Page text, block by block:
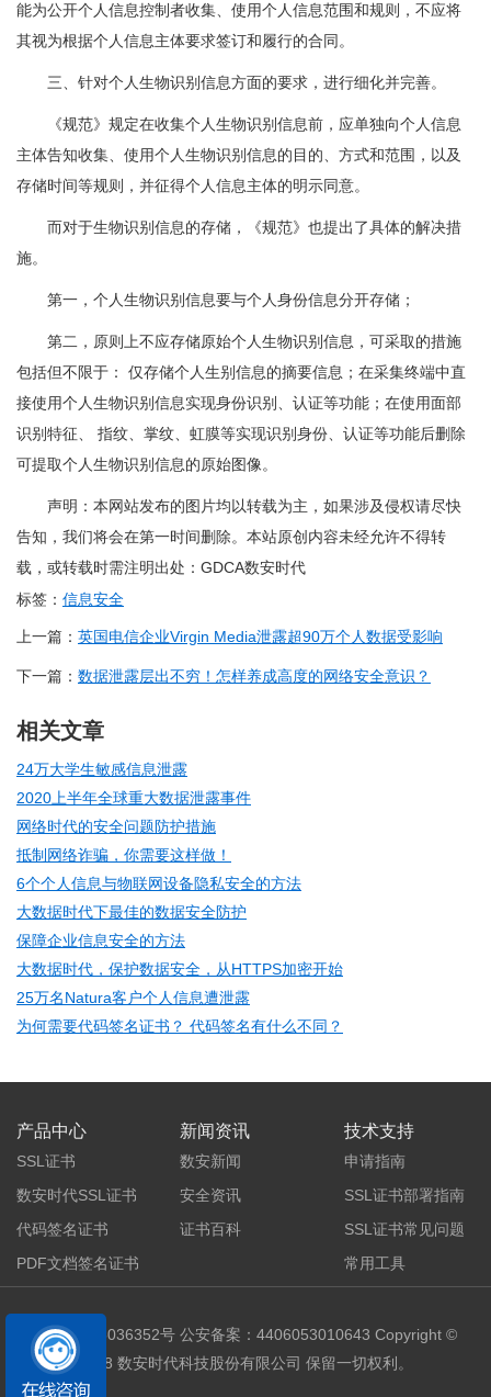
能为公开个人信息控制者收集、使用个人信息范围和规则，不应将
其视为根据个人信息主体要求签订和履行的合同。
三、针对个人生物识别信息方面的要求，进行细化并完善。
《规范》规定在收集个人生物识别信息前，应单独向个人信息
主体告知收集、使用个人生物识别信息的目的、方式和范围，以及
存储时间等规则，并征得个人信息主体的明示同意。
而对于生物识别信息的存储，《规范》也提出了具体的解决措
施。
第一，个人生物识别信息要与个人身份信息分开存储；
第二，原则上不应存储原始个人生物识别信息，可采取的措施
包括但不限于： 仅存储个人生别信息的摘要信息；在采集终端中直
接使用个人生物识别信息实现身份识别、认证等功能；在使用面部
识别特征、 指纹、掌纹、虹膜等实现识别身份、认证等功能后删除
可提取个人生物识别信息的原始图像。
声明：本网站发布的图片均以转载为主，如果涉及侵权请尽快
告知，我们将会在第一时间删除。本站原创内容未经允许不得转
载，或转载时需注明出处：GDCA数安时代
标签： 信息安全
上一篇： 英国电信企业Virgin Media泄露超90万个人数据受影响
下一篇： 数据泄露层出不穷！怎样养成高度的网络安全意识？
相关文章
24万大学生敏感信息泄露
2020上半年全球重大数据泄露事件
网络时代的安全问题防护措施
抵制网络诈骗，你需要这样做！
6个个人信息与物联网设备隐私安全的方法
大数据时代下最佳的数据安全防护
保障企业信息安全的方法
大数据时代，保护数据安全，从HTTPS加密开始
25万名Natura客户个人信息遭泄露
为何需要代码签名证书？ 代码签名有什么不同？
产品中心
SSL证书
数安时代SSL证书
代码签名证书
PDF文档签名证书
新闻资讯
数安新闻
安全资讯
证书百科
技术支持
申请指南
SSL证书部署指南
SSL证书常见问题
常用工具
粤ICP备05036352号 公安备案：4406053010643 Copyright ©
2018 数安时代科技股份有限公司 保留一切权利。